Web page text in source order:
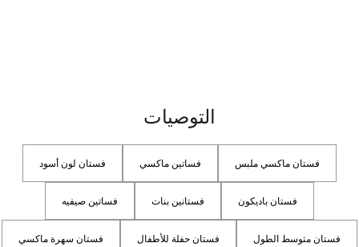
التوصيات
فستان ماكسي ملبس فساتين ماكسي فستان لون أسود
فستان باديكون فستانين بنات فساتين صيفيه
فستان متوسط الطول فستان حفلة للأطفال فستان سهرة ماكسي